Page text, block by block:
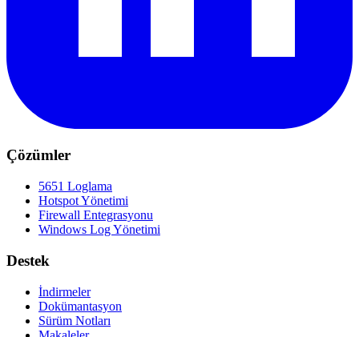
Çözümler
5651 Loglama
Hotspot Yönetimi
Firewall Entegrasyonu
Windows Log Yönetimi
Destek
İndirmeler
Dokümantasyon
Sürüm Notları